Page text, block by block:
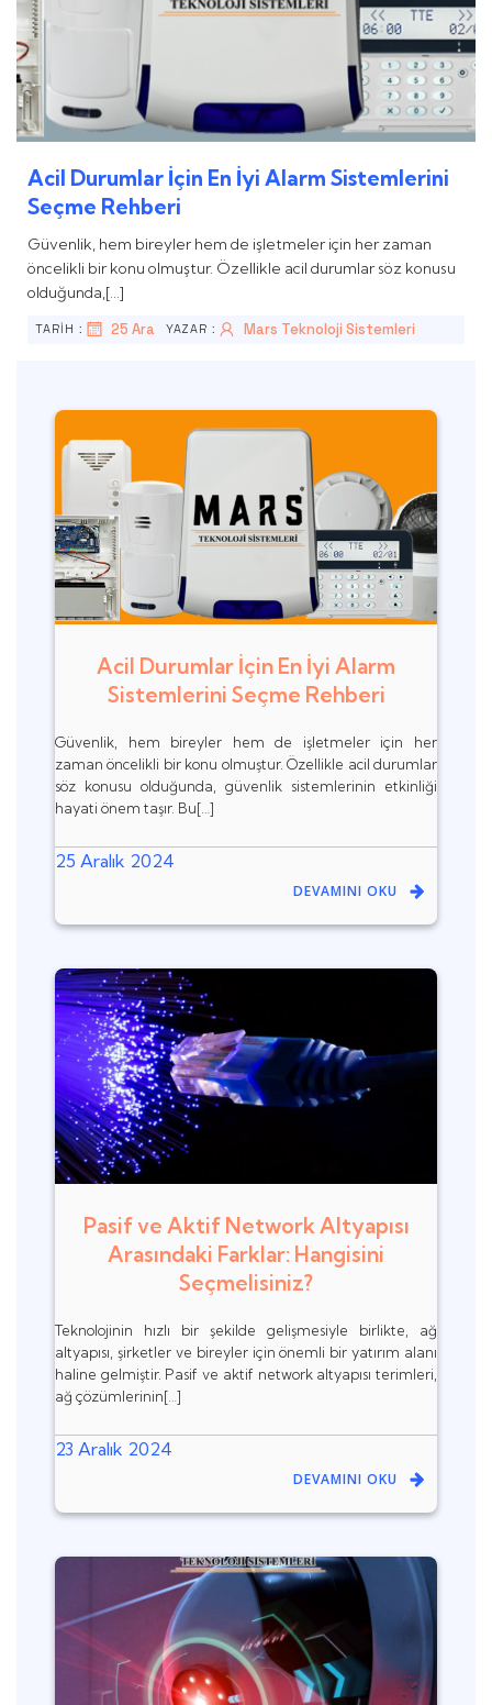
Acil Durumlar İçin En İyi Alarm Sistemlerini
Seçme Rehberi
Güvenlik, hem bireyler hem de işletmeler için her zaman
öncelikli bir konu olmuştur. Özellikle acil durumlar söz konusu
olduğunda,[…]
TARİH : 25 Ara YAZAR : Mars Teknoloji Sistemleri
Acil Durumlar İçin En İyi Alarm
Sistemlerini Seçme Rehberi
Güvenlik, hem bireyler hem de işletmeler için her
zaman öncelikli bir konu olmuştur. Özellikle acil durumlar
söz konusu olduğunda, güvenlik sistemlerinin etkinliği
hayati önem taşır. Bu[…]
25 Aralık 2024
DEVAMINI OKU
Pasif ve Aktif Network Altyapısı
Arasındaki Farklar: Hangisini
Seçmelisiniz?
Teknolojinin hızlı bir şekilde gelişmesiyle birlikte, ağ
altyapısı, şirketler ve bireyler için önemli bir yatırım alanı
haline gelmiştir. Pasif ve aktif network altyapısı terimleri,
ağ çözümlerinin[…]
23 Aralık 2024
DEVAMINI OKU